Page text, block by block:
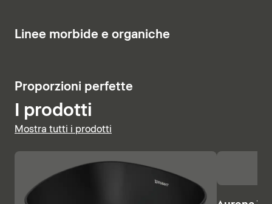
6
Linee morbide e organiche
5
Proporzioni perfette
I prodotti
Mostra tutti i prodotti